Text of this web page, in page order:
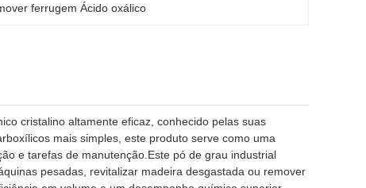
ferrugem Ácido oxálico
cristalino altamente eficaz, conhecido pelas suas
mais simples, este produto serve como uma
e tarefas de manutenção.Este pó de grau industrial
pesadas, revitalizar madeira desgastada ou remover